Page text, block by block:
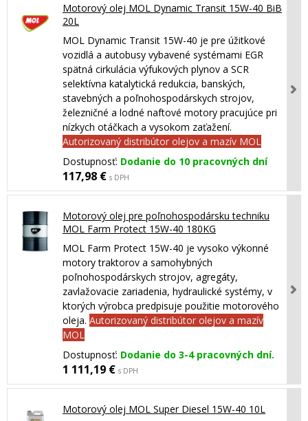
Motorový olej MOL Dynamic Transit 15W-40 BiB
20L
MOL Dynamic Transit 15W-40 je pre úžitkové
vozidlá a autobusy vybavené systémami EGR
spätná cirkulácia výfukových plynov a SCR
selektívna katalytická redukcia, banských,
stavebných a poľnohospodárskych strojov,
železničné a lodné naftové motory pracujúce pri
nízkych otáčkach a vysokom zaťažení.
Autorizovaný distribútor olejov a mazív MOL
Dostupnosť: Dodanie do 10 pracovných dní
117,98 € s DPH
Motorový olej pre poľnohospodársku techniku
MOL Farm Protect 15W-40 180KG
MOL Farm Protect 15W-40 je vysoko výkonné
motory traktorov a samohybných
poľnohospodárskych strojov, agregáty,
zavlažovacie zariadenia, hydraulické systémy, v
ktorých výrobca predpisuje použitie motorového
oleja. Autorizovaný distribútor olejov a mazív
MOL
Dostupnosť: Dodanie do 3-4 pracovných dní.
1 111,19 € s DPH
Motorový olej MOL Super Diesel 15W-40 10L